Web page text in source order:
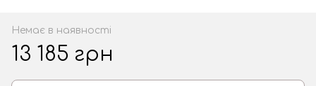
Немає в наявності
13 185 грн